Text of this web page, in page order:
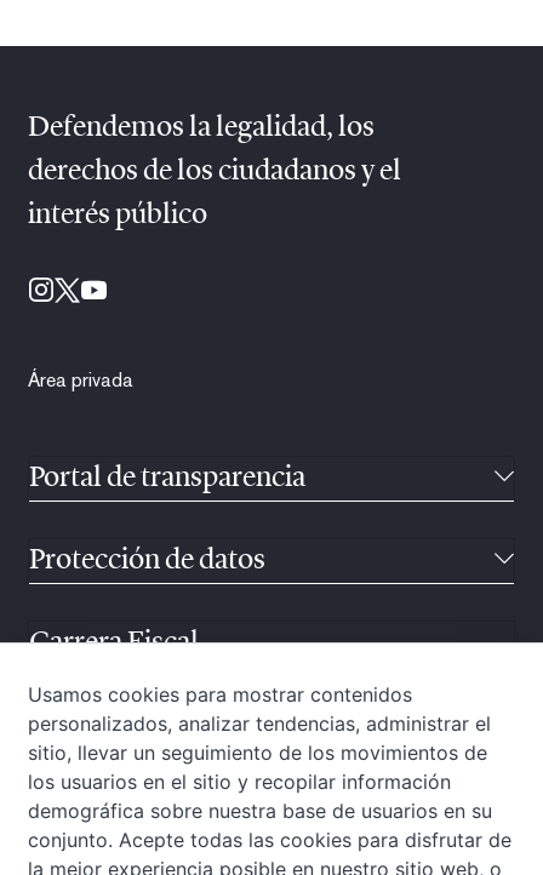
Defendemos la legalidad, los
derechos de los ciudadanos y el
interés público
Área privada
Portal de transparencia
Protección de datos
Carrera Fiscal
Atención ciudadana
Usamos cookies para mostrar contenidos
personalizados, analizar tendencias, administrar el
sitio, llevar un seguimiento de los movimientos de
los usuarios en el sitio y recopilar información
demográfica sobre nuestra base de usuarios en su
conjunto. Acepte todas las cookies para disfrutar de
la mejor experiencia posible en nuestro sitio web, o